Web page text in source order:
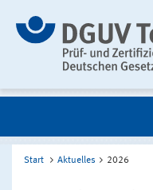
Start Aktuelles 2026